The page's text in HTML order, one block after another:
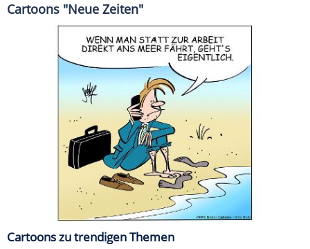
Cartoons "Neue Zeiten"
Cartoons zu trendigen Themen